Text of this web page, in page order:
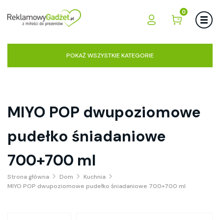
0
POKAŻ WSZYSTKIE KATEGORIE
MIYO POP dwupoziomowe
pudełko śniadaniowe
700+700 ml
Strona główna Dom
Kuchnia
MIYO POP dwupoziomowe pudełko śniadaniowe 700+700 ml